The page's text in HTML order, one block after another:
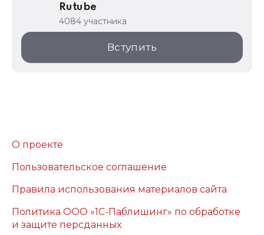
Rutube
4084 участника
Вступить
О проекте
Пользовательское соглашение
Правила использования материалов сайта
Политика ООО «1С-Паблишинг» по обработке
и защите персданных